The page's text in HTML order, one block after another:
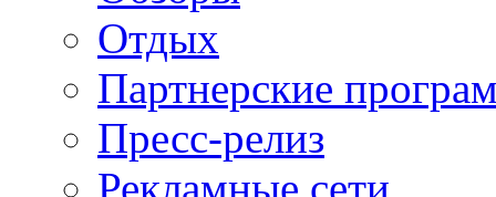
Отдых
Партнерские
Пресс-релиз